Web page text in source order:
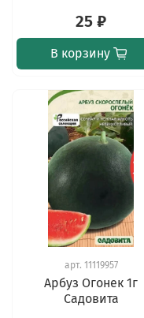
25 ₽
В корзину
арт. 11119957
Арбуз Огонек 1г
Садовита